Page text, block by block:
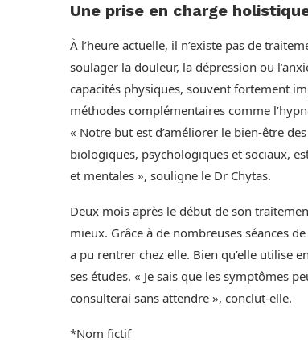
Une prise en charge
À l’heure actuelle, il n’existe pas de
soulager la douleur, la dépression ou
capacités physiques, souvent fortement
méthodes complémentaires comme
« Notre but est d’améliorer le bien-être
biologiques, psychologiques et sociaux,
et mentales », souligne le Dr Chytas.
Deux mois après le début de son
mieux. Grâce à de nombreuses séances
a pu rentrer chez elle. Bien qu’elle utilise
ses études. « Je sais que les symptômes
consulterai sans attendre », conclut-elle.
*Nom fictif